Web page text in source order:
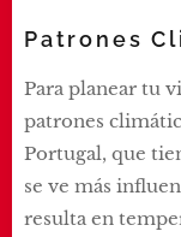
Patrones
Para planear tu
patrones
Portugal, que
se ve más
resulta en